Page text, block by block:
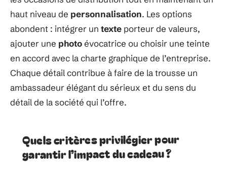
haut niveau de personnalisation. Les options
abondent : intégrer un texte porteur de valeurs,
ajouter une photoévocatrice ou choisir une teinte
en accord avec la charte graphique de l’entreprise.
Chaque détail contribue à faire de la trousse un
ambassadeur élégant du sérieux et du sens du
détail de la société qui l’offre.
Quels critères privilégier pour
garantir l’impact du cadeau ?